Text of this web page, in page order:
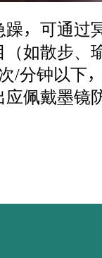
，可通过
如散步、
/分钟以下
佩戴墨镜